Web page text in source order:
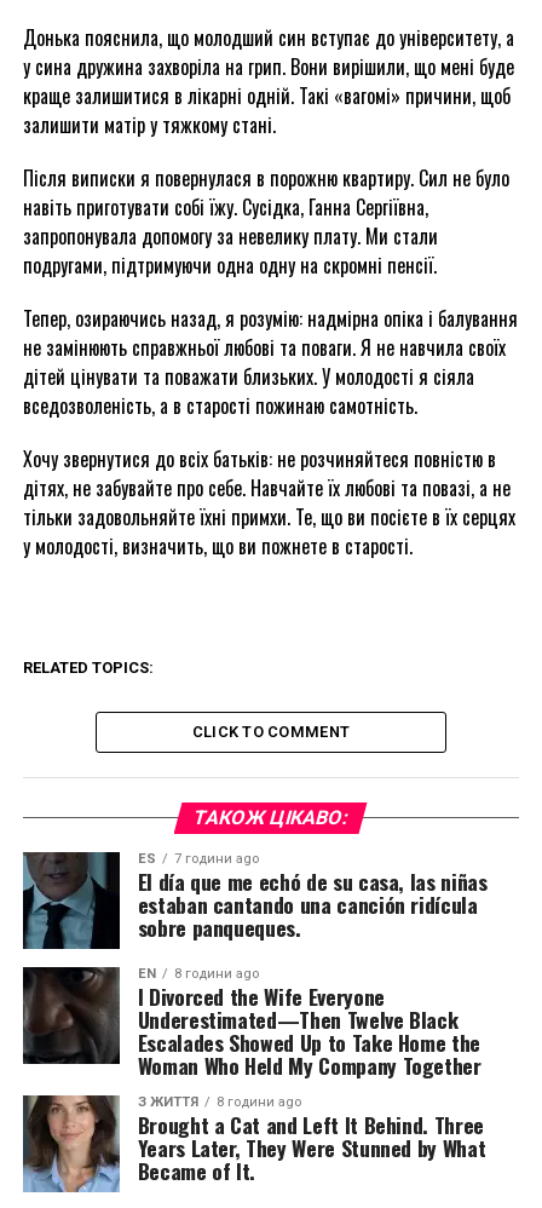
Донька пояснила, що молодший син вступає до університету, а
у сина дружина захворіла на грип. Вони вирішили, що мені буде
краще залишитися в лікарні одній. Такі «вагомі» причини, щоб
залишити матір у тяжкому стані.
Після виписки я повернулася в порожню квартиру. Сил не було
навіть приготувати собі їжу. Сусідка, Ганна Сергіївна,
запропонувала допомогу за невелику плату. Ми стали
подругами, підтримуючи одна одну на скромні пенсії.
Тепер, озираючись назад, я розумію: надмірна опіка і балування
не замінюють справжньої любові та поваги. Я не навчила своїх
дітей цінувати та поважати близьких. У молодості я сіяла
вседозволеність, а в старості пожинаю самотність.
Хочу звернутися до всіх батьків: не розчиняйтеся повністю в
дітях, не забувайте про себе. Навчайте їх любові та повазі, а не
тільки задовольняйте їхні примхи. Те, що ви посієте в їх серцях
у молодості, визначить, що ви пожнете в старості.
RELATED TOPICS:
CLICK TO COMMENT
ТАКОЖ ЦІКАВО:
ES 7 години ago
El día que me echó de su casa, las niñas
estaban cantando una canción ridícula
sobre panqueques.
EN 8 години ago
I Divorced the Wife Everyone
Underestimated—Then Twelve Black
Escalades Showed Up to Take Home the
Woman Who Held My Company Together
З ЖИТТЯ 8 години ago
Brought a Cat and Left It Behind. Three
Years Later, They Were Stunned by What
Became of It.